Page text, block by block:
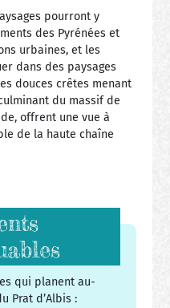
pourront y
des Pyrénées et
urbaines, et les
dans des paysages
douces crêtes menant
du massif de
offrent une vue à
de la haute chaîne
gasconnes qui
qui planent au-
Prat d’Albis :